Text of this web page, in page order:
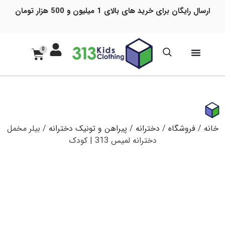
ارسال رایگان برای خرید های بالای 1 میلیون و 500 هزار تومان
0
خانه /فروشگاه / دخترانه / پیراهن و تونیک دخترانه / بیلر مخمل
دخترانه لمیس 313 | کودک